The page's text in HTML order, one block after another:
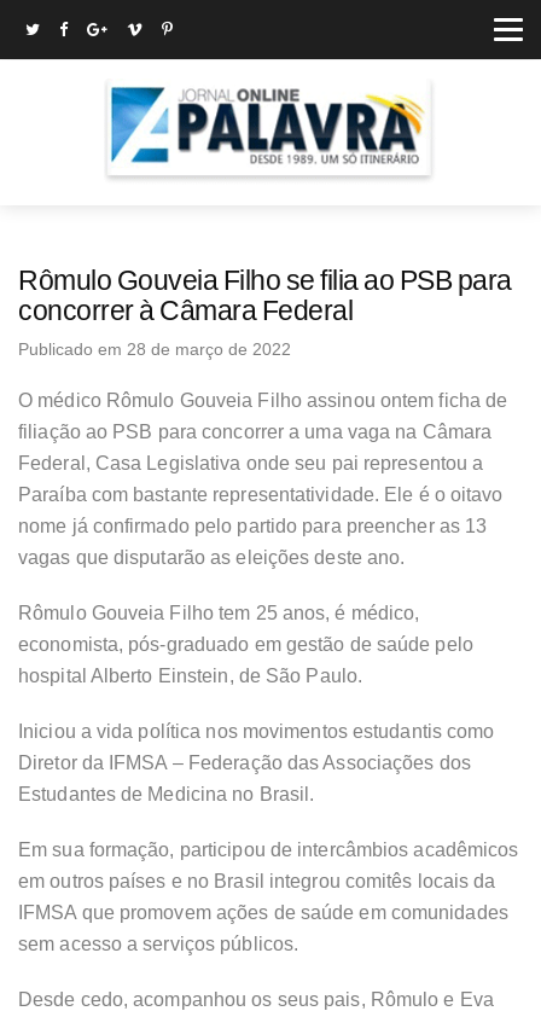
Rômulo Gouveia Filho se filia ao PSB para
concorrer à Câmara Federal
Publicado em 28 de março de 2022
O médico Rômulo Gouveia Filho assinou ontem ficha de
filiação ao PSB para concorrer a uma vaga na Câmara
Federal, Casa Legislativa onde seu pai representou a
Paraíba com bastante representatividade. Ele é o oitavo
nome já confirmado pelo partido para preencher as 13
vagas que disputarão as eleições deste ano.
Rômulo Gouveia Filho tem 25 anos, é médico,
economista, pós-graduado em gestão de saúde pelo
hospital Alberto Einstein, de São Paulo.
Iniciou a vida política nos movimentos estudantis como
Diretor da IFMSA – Federação das Associações dos
Estudantes de Medicina no Brasil.
Em sua formação, participou de intercâmbios acadêmicos
em outros países e no Brasil integrou comitês locais da
IFMSA que promovem ações de saúde em comunidades
sem acesso a serviços públicos.
Desde cedo, acompanhou os seus pais, Rômulo e Eva